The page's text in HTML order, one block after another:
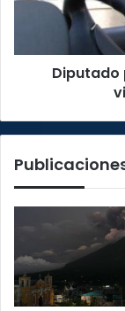
violencia
carreteras
Diputado